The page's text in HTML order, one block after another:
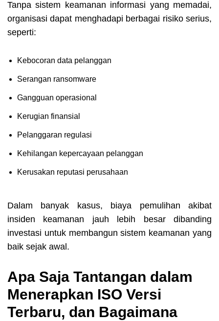
Tanpa sistem keamanan informasi yang memadai,
organisasi dapat menghadapi berbagai risiko serius,
seperti:
Kebocoran data pelanggan
Serangan ransomware
Gangguan operasional
Kerugian finansial
Pelanggaran regulasi
Kehilangan kepercayaan pelanggan
Kerusakan reputasi perusahaan
Dalam banyak kasus, biaya pemulihan akibat
insiden keamanan jauh lebih besar dibanding
investasi untuk membangun sistem keamanan yang
baik sejak awal.
Apa Saja Tantangan dalam
Menerapkan ISO Versi
Terbaru, dan Bagaimana